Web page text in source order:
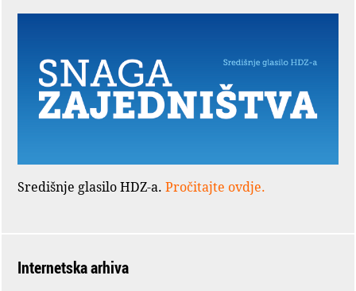
Središnje glasilo HDZ-a. Pročitajte ovdje.
Internetska arhiva